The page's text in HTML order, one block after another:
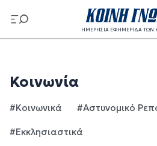
Παράκαμψη προς το κυρίως
ΗΜΕΡΗΣΙΑ ΕΦΗΜΕΡΙΔΑ ΤΩΝ
Κοινωνία
#Κοινωνικά #Αστυνομικό
#Εκκλησιαστικά